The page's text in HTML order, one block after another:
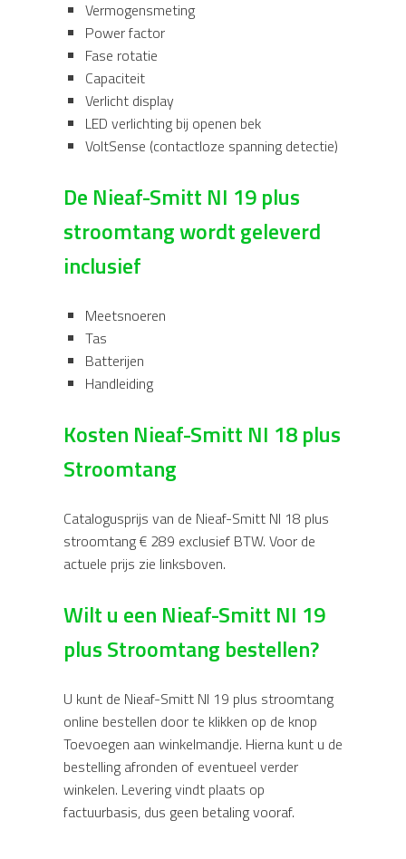
Vermogensmeting
Power factor
Fase rotatie
Capaciteit
Verlicht display
LED verlichting bij openen bek
VoltSense (contactloze spanning detectie)
De Nieaf-Smitt NI 19 plus
stroomtang wordt geleverd
inclusief
Meetsnoeren
Tas
Batterijen
Handleiding
Kosten Nieaf-Smitt NI 18 plus
Stroomtang
Catalogusprijs van de Nieaf-Smitt NI 18 plus
stroomtang € 289 exclusief BTW. Voor de
actuele prijs zie linksboven.
Wilt u een Nieaf-Smitt NI 19
plus Stroomtang bestellen?
U kunt de Nieaf-Smitt NI 19 plus stroomtang
online bestellen door te klikken op de knop
Toevoegen aan winkelmandje. Hierna kunt u de
bestelling afronden of eventueel verder
winkelen. Levering vindt plaats op
factuurbasis, dus geen betaling vooraf.